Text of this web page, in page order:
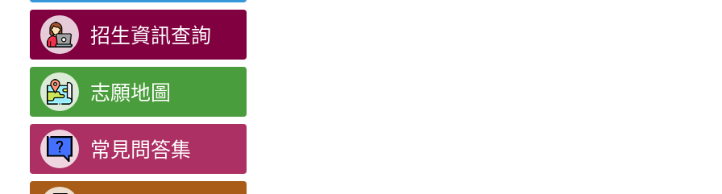
招生資訊查詢
志願地圖
常見問答集